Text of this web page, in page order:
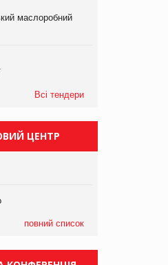
Kraft Heinz скоротила
збиток у першому півріччі
маслоробний
Всі тендери
ЦЕНТР
повний список